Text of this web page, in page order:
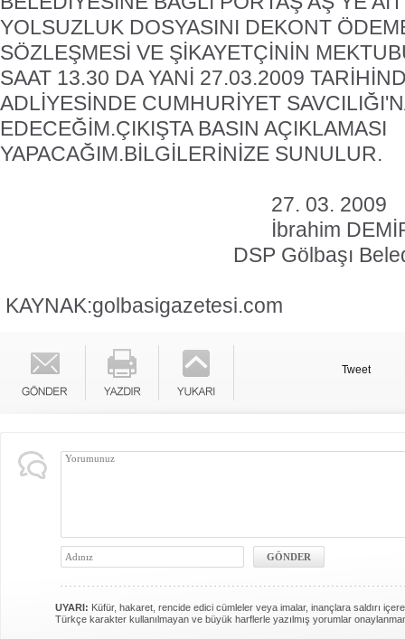
YOLSUZLUK DOSYASINI DEKONT
SÖZLEŞMESİ VE ŞİKAYETÇİNİN
SAAT 13.30 DA YANİ 27.03.2009
ADLİYESİNDE CUMHURİYET
EDECEĞİM.ÇIKIŞTA BASIN AÇIKLAMASI
YAPACAĞIM.BİLGİLERİNİZE SUNULUR.
27. 03. 2009
İbrahim
DSP Gölbaşı
KAYNAK:golbasigazetesi.com
Tweet
UYARI: Küfür, hakaret, rencide edici cümleler veya imalar, inançlara saldırı
Türkçe karakter kullanılmayan ve büyük harflerle yazılmış yorumlar